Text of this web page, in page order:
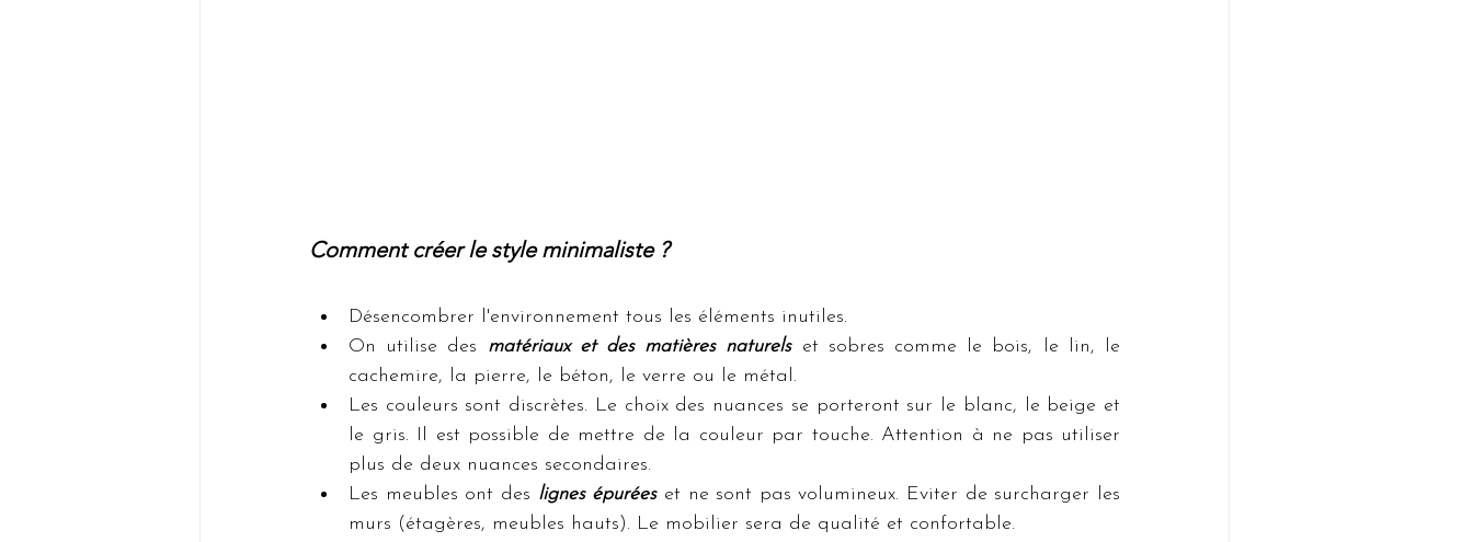
Comment créer le style minimaliste ?
Désencombrer l'environnement tous les éléments inutiles.
On utilise des matériaux et des matières naturels et sobres comme le bois, le lin, le
cachemire, la pierre, le béton, le verre ou le métal.
Les couleurs sont discrètes. Le choix des nuances se porteront sur le blanc, le beige et
le gris. Il est possible de mettre de la couleur par touche. Attention à ne pas utiliser
plus de deux nuances secondaires.
Les meubles ont des lignes épurées et ne sont pas volumineux. Eviter de surcharger les
murs (étagères, meubles hauts). Le mobilier sera de qualité et confortable.